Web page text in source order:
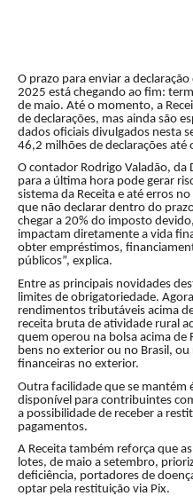
O prazo para enviar a
2025 está chegando ao fim:
de maio. Até o momento, a
de declarações, mas ainda são
dados oficiais divulgados nesta
46,2 milhões de declarações
O contador Rodrigo Valadão, da
para a última hora pode gerar
sistema da Receita e até erros
que não declarar dentro do
chegar a 20% do imposto
impactam diretamente a vida
obter empréstimos,
públicos”, explica.
Entre as principais novidades
limites de obrigatoriedade.
rendimentos tributáveis acima
receita bruta de atividade rural
quem operou na bolsa acima de
bens no exterior ou no Brasil,
financeiras no exterior.
Outra facilidade que se mantém
disponível para contribuintes
a possibilidade de receber a
pagamentos.
A Receita também reforça que
lotes, de maio a setembro,
deficiência, portadores de
optar pela restituição via Pix.